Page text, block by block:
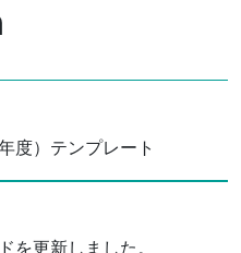
度）テンプレート
を更新しました。